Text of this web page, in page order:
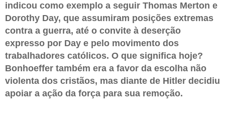
indicou como exemplo a seguir Thomas Merton e
Dorothy Day, que assumiram posições extremas
contra a guerra, até o convite à deserção
expresso por Day e pelo movimento dos
trabalhadores católicos. O que significa hoje?
Bonhoeffer também era a favor da escolha não
violenta dos cristãos, mas diante de Hitler decidiu
apoiar a ação da força para sua remoção.